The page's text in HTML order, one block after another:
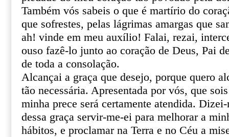
Também vós sabeis o que é martírio do
que sofrestes, pelas lágrimas amargas que
ah! vinde em meu auxílio! Falai, rezai,
ouso fazê-lo junto ao coração de Deus, Pai
de toda a consolação.
Alcançai a graça que desejo, porque quero
tão necessária. Apresentada por vós, que
minha prece será certamente atendida.
dessa graça servir-me-ei para melhorar a
hábitos, e proclamar na Terra e no Céu a